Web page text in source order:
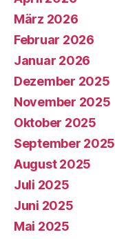
März 2026
Februar 2026
Januar 2026
Dezember 2025
November 2025
Oktober 2025
September 2025
August 2025
Juli 2025
Juni 2025
Mai 2025